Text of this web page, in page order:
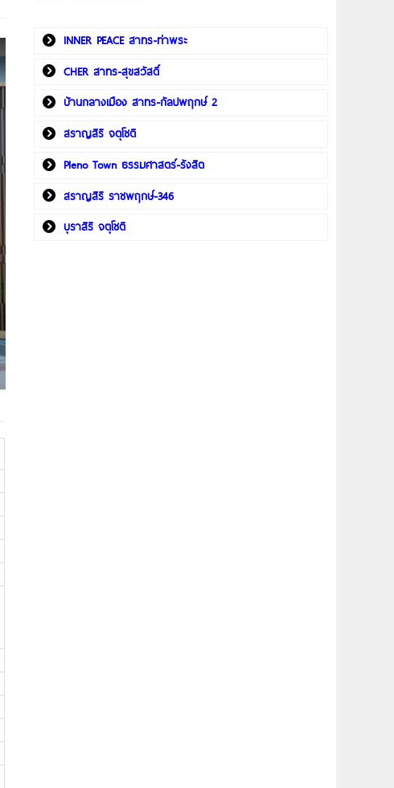
INNER PEACE สาทร-ท่าพระ
CHER สาทร-สุขสวัสดิ์
บ้านกลางเมือง สาทร-กัลปพฤกษ์ 2
สราญสิริ จตุโชติ
Pleno Town ธรรมศาสตร์-รังสิต
สราญสิริ ราชพฤกษ์-346
บุราสิริ จตุโชติ